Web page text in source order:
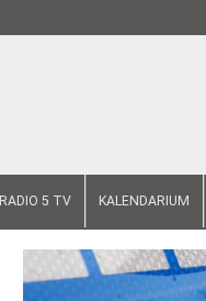
RADIO 5 TV KALENDARIUM